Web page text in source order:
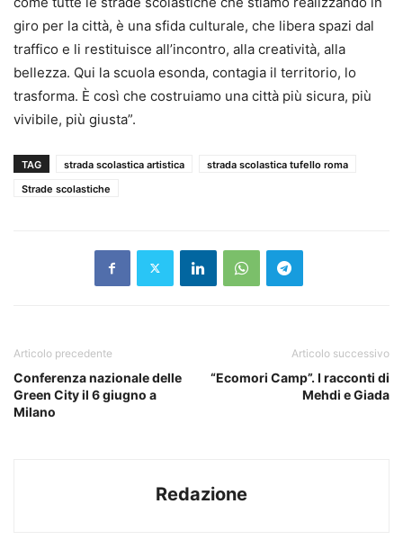
giro per la città, è una sfida culturale, che libera spazi dal
traffico e li restituisce all’incontro, alla creatività, alla
bellezza. Qui la scuola esonda, contagia il territorio, lo
trasforma. È così che costruiamo una città più sicura, più
vivibile, più giusta”.
TAG strada scolastica artistica
strada scolastica tufello roma
Strade scolastiche
Articolo precedente
Conferenza nazionale delle
Green City il 6 giugno a
Milano
Articolo successivo
“Ecomori Camp”. I racconti di
Mehdi e Giada
Redazione